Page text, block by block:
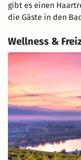
gibt es einen
die Gäste in den
Wellness &